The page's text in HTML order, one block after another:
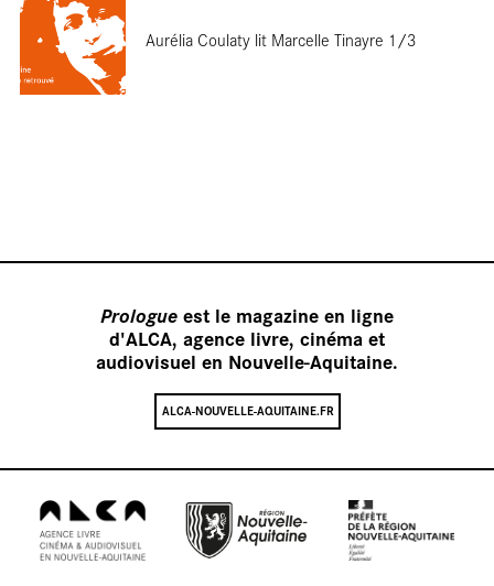
Aurélia Coulaty lit Marcelle Tinayre 1/3
Prologue est le magazine en ligne
d'ALCA, agence livre, cinéma et
audiovisuel en Nouvelle-Aquitaine.
ALCA-NOUVELLE-AQUITAINE.FR
de